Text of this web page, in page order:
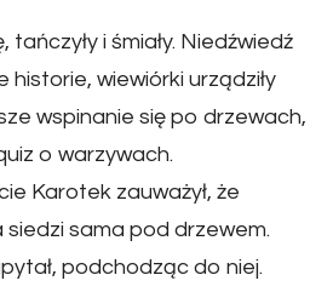
tańczyły i śmiały. Niedźwiedź
historie, wiewiórki urządziły
wspinanie się po drzewach,
o warzywach.
Karotek zauważył, że
siedzi sama pod drzewem.
podchodząc do niej.